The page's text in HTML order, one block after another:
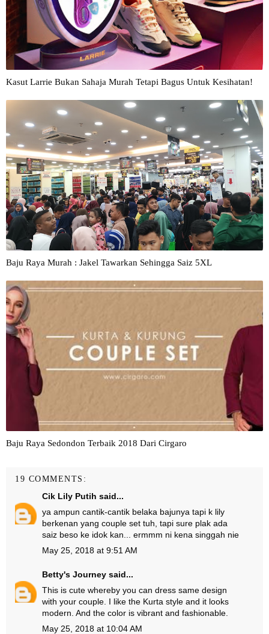
Kasut Larrie Bukan Sahaja Murah Tetapi Bagus Untuk Kesihatan!
Baju Raya Murah : Jakel Tawarkan Sehingga Saiz 5XL
Baju Raya Sedondon Terbaik 2018 Dari Cirgaro
19 COMMENTS:
Cik Lily Putih said...
ya ampun cantik-cantik belaka bajunya tapi k lily
berkenan yang couple set tuh, tapi sure plak ada
saiz beso ke idok kan... ermmm ni kena singgah nie
May 25, 2018 at 9:51 AM
Betty's Journey said...
This is cute whereby you can dress same design
with your couple. I like the Kurta style and it looks
modern. And the color is vibrant and fashionable.
May 25, 2018 at 10:04 AM